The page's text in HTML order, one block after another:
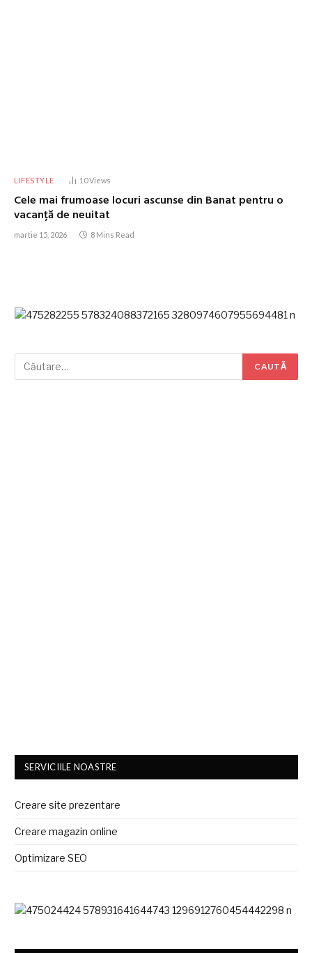
LIFESTYLE 10Views
Cele mai frumoase locuri ascunse din Banat pentru o
vacanță de neuitat
martie 15, 2026 8 Mins Read
SERVICIILE NOASTRE
Creare site prezentare
Creare magazin online
Optimizare SEO